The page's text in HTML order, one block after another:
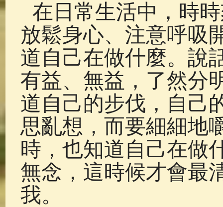
在日常生活中，時
放鬆身心、注意呼吸
道自己在做什麼。說
有益、無益，了然分
道自己的步伐，自己
思亂想，而要細細地
時，也知道自己在做
無念，這時候才會最
我。